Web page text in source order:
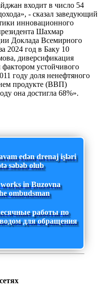
входит в число 54
- сказал заведующий
инновационного
Шахмар
Доклада Всемирного
2024 год в Баку 10
диверсификация
устойчивого
году доля ненефтяного
продукте (ВВП)
она достигла 68%».
edən drenaj işləri
səbəb olub
in Buzovna
ombudsman
работы по
для обращения